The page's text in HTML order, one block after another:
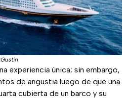
experiencia única; sin embargo,
de angustia luego de que una
cubierta de un barco y su